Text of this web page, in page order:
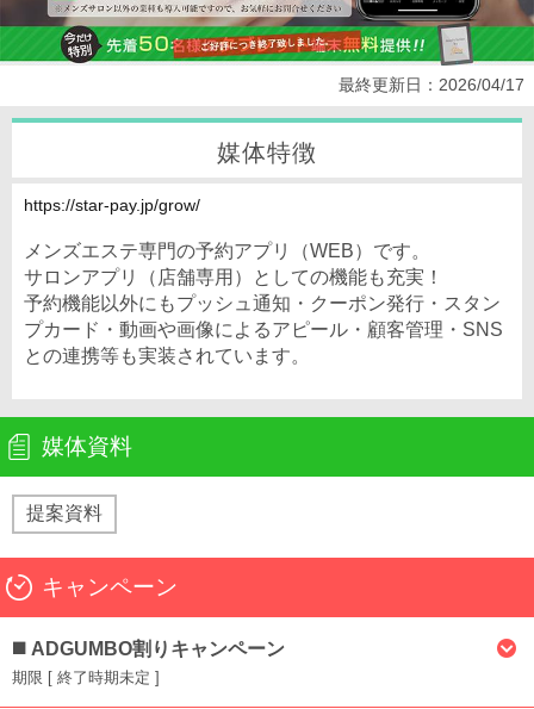
最終更新日：2026/04/17
媒体特徴
https://star-pay.jp/grow/
メンズエステ専門の予約アプリ（WEB）です。
サロンアプリ（店舗専用）としての機能も充実！
予約機能以外にもプッシュ通知・クーポン発行・スタン
プカード・動画や画像によるアピール・顧客管理・SNS
との連携等も実装されています。
媒体資料
提案資料
キャンペーン
ADGUMBO割りキャンペーン
期限 [ 終了時期未定 ]